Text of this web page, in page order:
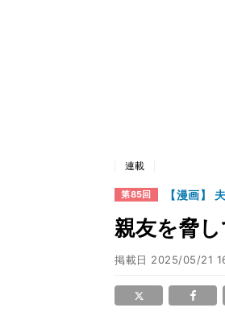
連載
第85回 【漫画】
親友を脅
掲載日 2025/05/21